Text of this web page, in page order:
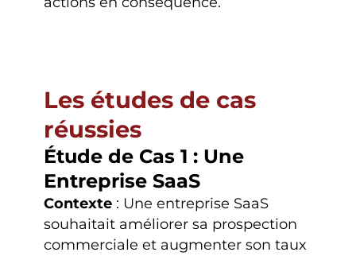
Les études de cas
réussies
Étude de Cas 1 : Une
Entreprise SaaS
Contexte: Une entreprise SaaS
souhaitait améliorer sa prospection
commerciale et augmenter son taux